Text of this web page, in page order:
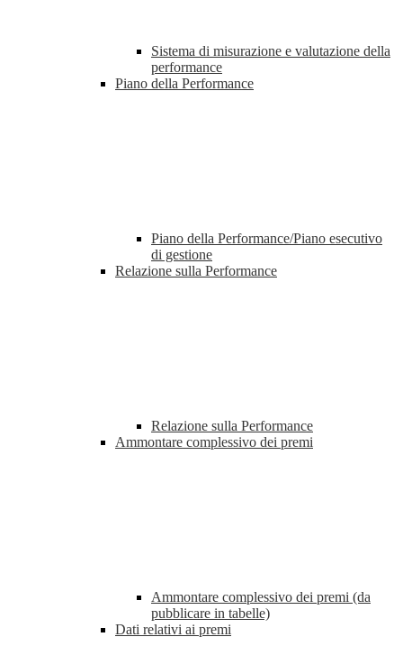
Sistema di misurazione e valutazione della
performance
Piano della Performance
Piano della Performance/Piano esecutivo
di gestione
Relazione sulla Performance
Relazione sulla Performance
Ammontare complessivo dei premi
Ammontare complessivo dei premi (da
pubblicare in tabelle)
Dati relativi ai premi